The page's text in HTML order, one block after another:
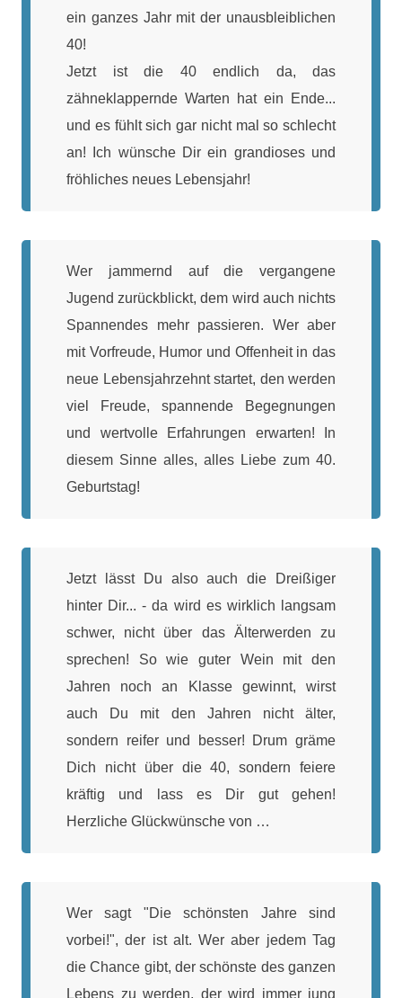
ein ganzes Jahr mit der unausbleiblichen
40!
Jetzt ist die 40 endlich da, das
zähneklappernde Warten hat ein Ende...
und es fühlt sich gar nicht mal so schlecht
an! Ich wünsche Dir ein grandioses und
fröhliches neues Lebensjahr!
Wer jammernd auf die vergangene
Jugend zurückblickt, dem wird auch nichts
Spannendes mehr passieren. Wer aber
mit Vorfreude, Humor und Offenheit in das
neue Lebensjahrzehnt startet, den werden
viel Freude, spannende Begegnungen
und wertvolle Erfahrungen erwarten! In
diesem Sinne alles, alles Liebe zum 40.
Geburtstag!
Jetzt lässt Du also auch die Dreißiger
hinter Dir... - da wird es wirklich langsam
schwer, nicht über das Älterwerden zu
sprechen! So wie guter Wein mit den
Jahren noch an Klasse gewinnt, wirst
auch Du mit den Jahren nicht älter,
sondern reifer und besser! Drum gräme
Dich nicht über die 40, sondern feiere
kräftig und lass es Dir gut gehen!
Herzliche Glückwünsche von …
Wer sagt "Die schönsten Jahre sind
vorbei!", der ist alt. Wer aber jedem Tag
die Chance gibt, der schönste des ganzen
Lebens zu werden, der wird immer jung